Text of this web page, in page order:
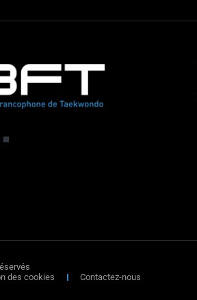
des cookies Contactez-nous